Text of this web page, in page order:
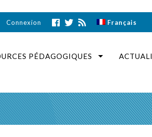
Connexion Français
PÉDAGOGIQUES